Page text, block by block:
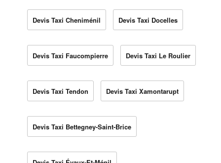
Devis Taxi Cheniménil Devis Taxi Docelles
Devis Taxi Faucompierre Devis Taxi Le Roulier
Devis Taxi Tendon Devis Taxi Xamontarupt
Devis Taxi Bettegney-Saint-Brice